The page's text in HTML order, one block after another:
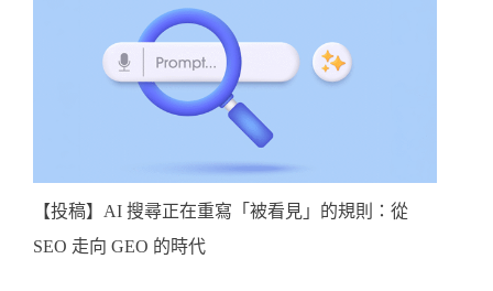
【投稿】AI 搜尋正在重寫「被看見」的規則：從
SEO 走向 GEO 的時代